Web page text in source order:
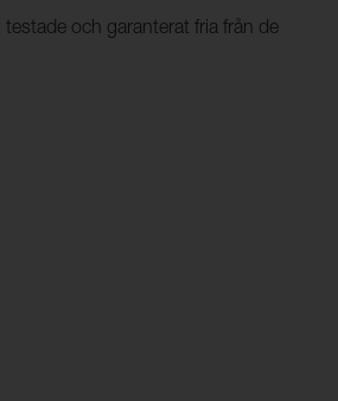
testade och garanterat fria från de